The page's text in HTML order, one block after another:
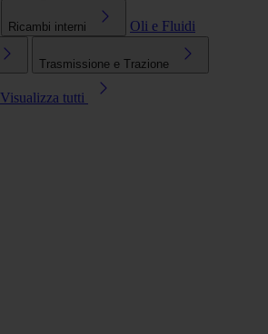
Ricambi interni Oli e Fluidi
Trasmissione e Trazione
Visualizza tutti